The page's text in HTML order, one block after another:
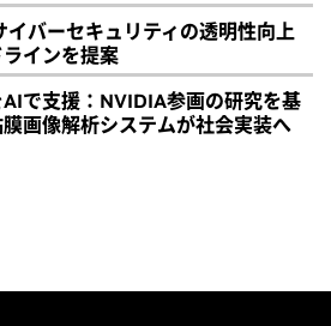
バーセキュリティの透明性向上
インを提案
で支援：NVIDIA参画の研究を基
画像解析システムが社会実装へ